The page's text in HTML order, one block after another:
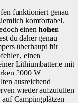
funktioniert genau
komfortabel.
einen hohen
du daher genau
überhaupt für
einen
Lithiumbatterie mit
3000 W
ausreichend
wieder aufzufüllen
auf Campingplätzen